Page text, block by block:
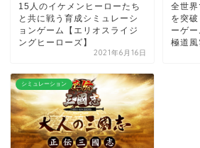
15人のイケメンヒーローたち
と共に戦う育成シミュレーシ
ョンゲーム【エリオスライジ
ングヒーローズ】
2021年6月16日
全世
を突
ーゲ
極道風
シミュレーション